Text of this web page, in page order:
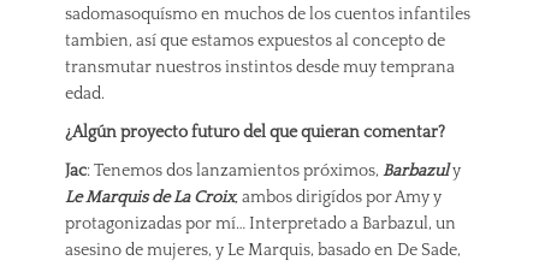
sadomasoquísmo en muchos de los cuentos infantiles
tambien, así que estamos expuestos al concepto de
transmutar nuestros instintos desde muy temprana
edad.
¿Algún proyecto futuro del que quieran comentar?
Jac: Tenemos dos lanzamientos próximos, Barbazuly
Le Marquis de La Croix,ambos dirigídos por Amy y
protagonizadas por mí… Interpretado a Barbazul, un
asesino de mujeres, y Le Marquis, basado en De Sade,